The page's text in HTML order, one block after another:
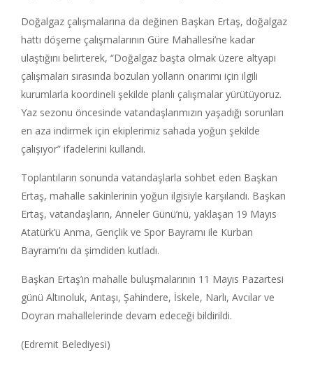
Doğalgaz çalışmalarına da değinen Başkan Ertaş, doğalgaz
hattı döşeme çalışmalarının Güre Mahallesi’ne kadar
ulaştığını belirterek, “Doğalgaz başta olmak üzere altyapı
çalışmaları sırasında bozulan yolların onarımı için ilgili
kurumlarla koordineli şekilde planlı çalışmalar yürütüyoruz.
Yaz sezonu öncesinde vatandaşlarımızın yaşadığı sorunları
en aza indirmek için ekiplerimiz sahada yoğun şekilde
çalışıyor” ifadelerini kullandı.
Toplantıların sonunda vatandaşlarla sohbet eden Başkan
Ertaş, mahalle sakinlerinin yoğun ilgisiyle karşılandı. Başkan
Ertaş, vatandaşların, Anneler Günü’nü, yaklaşan 19 Mayıs
Atatürk’ü Anma, Gençlik ve Spor Bayramı ile Kurban
Bayramı’nı da şimdiden kutladı.
Başkan Ertaş’ın mahalle buluşmalarının 11 Mayıs Pazartesi
günü Altınoluk, Arıtaşı, Şahindere, İskele, Narlı, Avcılar ve
Doyran mahallelerinde devam edeceği bildirildi.
(Edremit Belediyesi)